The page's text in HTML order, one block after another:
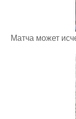
Матча может